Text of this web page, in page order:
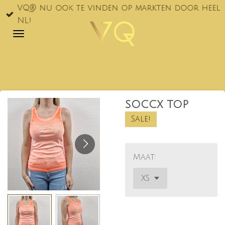
Ga
direct
naar
VQ® nu ook te vinden op markten door heel
NL!
SOCCX TOP
Sale!
Maat: